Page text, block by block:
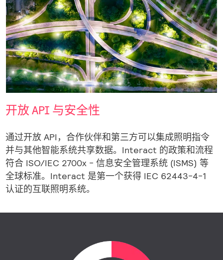
开放 API 与安全性
通过开放 API，合作伙伴和第三方可以集成照明指令
并与其他智能系统共享数据。Interact 的政策和流程
符合 ISO/IEC 2700x - 信息安全管理系统 (ISMS) 等
全球标准。Interact 是第一个获得 IEC 62443-4-1
认证的互联照明系统。